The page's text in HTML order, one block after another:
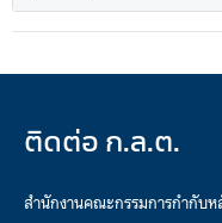
ติดต่อ ก.ล.ต.
สำนักงานคณะกรรมการกำกั